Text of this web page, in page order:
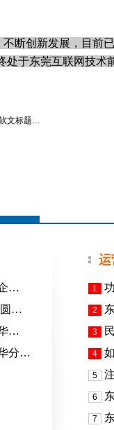
断创新发展，目前
处于东莞互联网技
文标题…
…
圆…
…
分…
运
1
2
3
4
5
6
7